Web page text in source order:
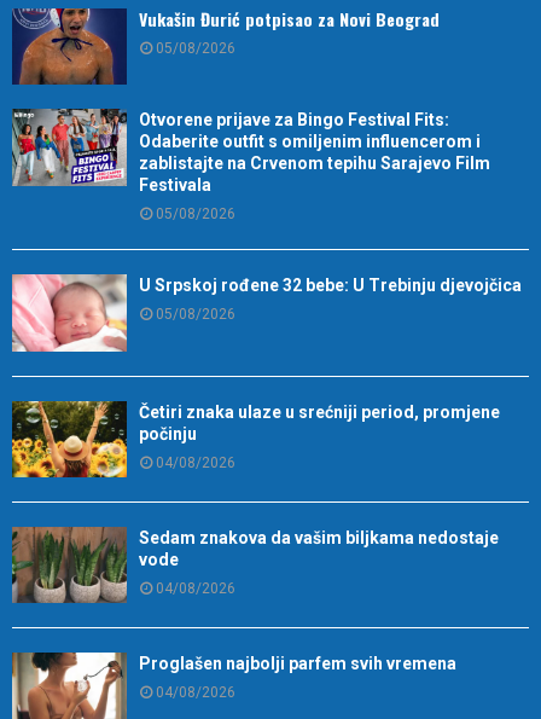
Vukašin Đurić potpisao za Novi Beograd
05/08/2026
Otvorene prijave za Bingo Festival Fits:
Odaberite outfit s omiljenim influencerom i
zablistajte na Crvenom tepihu Sarajevo Film
Festivala
05/08/2026
U Srpskoj rođene 32 bebe: U Trebinju djevojčica
05/08/2026
Četiri znaka ulaze u srećniji period, promjene
počinju
04/08/2026
Sedam znakova da vašim biljkama nedostaje
vode
04/08/2026
Proglašen najbolji parfem svih vremena
04/08/2026